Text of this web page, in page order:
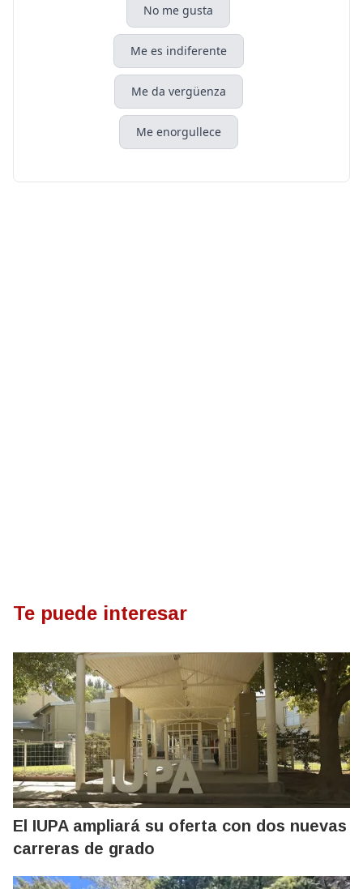
No me gusta
Me es indiferente
Me da vergüenza
Me enorgullece
Te puede interesar
El IUPA ampliará su oferta con dos nuevas
carreras de grado